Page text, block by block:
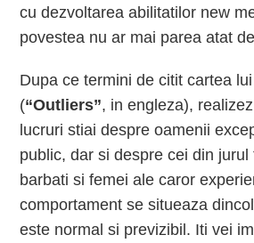
cu dezvoltarea abilitatilor new
povestea nu ar mai parea atat
Dupa ce termini de citit cartea
(“Outliers”, in engleza),
lucruri stiai despre oamenii
public, dar si despre cei din jurul
barbati si femei ale caror
comportament se situeaza
este normal si previzibil. Iti vei